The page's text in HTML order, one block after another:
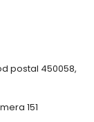
postal 450058,
151